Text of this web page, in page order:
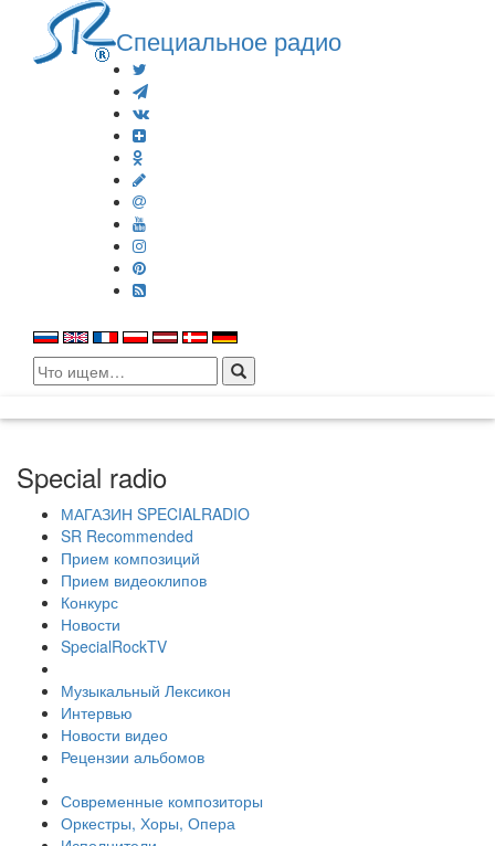
Специальное радио
Search
for:
Special radio
МАГАЗИН SPECIALRADIO
SR Recommended
Прием композиций
Прием видеоклипов
Конкурс
Новости
SpecialRockTV
Музыкальный Лексикон
Интервью
Новости видео
Рецензии альбомов
Современные композиторы
Оркестры, Хоры, Опера